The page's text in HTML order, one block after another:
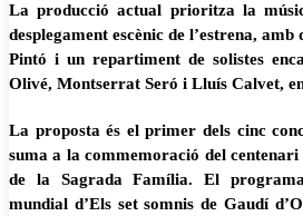
La producció actual prioritza la
desplegament escènic de l’estrena,
Pintó i un repartiment de solistes
Olivé, Montserrat Seró i Lluís Calvet,
La proposta és el primer dels cinc
suma a la commemoració del
de la Sagrada Família. El
mundial d’Els set somnis de Gaudí